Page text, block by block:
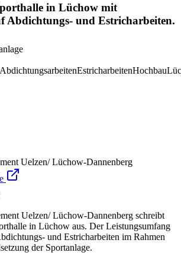
in Lüchow mit
Abdichtungs- und Estricharbeiten.
AbdichtungsarbeitenEstricharbeitenHochbau
Uelzen/ Lüchow-Dannenberg
Uelzen/ Lüchow-Dannenberg schreibt
in Lüchow aus. Der Leistungsumfang
und Estricharbeiten im Rahmen
der Sportanlage.